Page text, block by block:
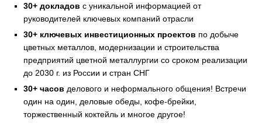
30+ докладов с уникальной информацией от
руководителей ключевых компаний отрасли
30+ ключевых инвестиционных проектов по добыче
цветных металлов, модернизации и строительства
предприятий цветной металлургии со сроком реализации
до 2030 г. из России и стран СНГ
30+ часов делового и неформального общения! Встречи
один на один, деловые обеды, кофе-брейки,
торжественный коктейль и многое другое!